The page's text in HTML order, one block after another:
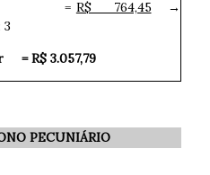
= R$ 764,45 →
3
= R$ 3.057,79
PECUNIÁRIO